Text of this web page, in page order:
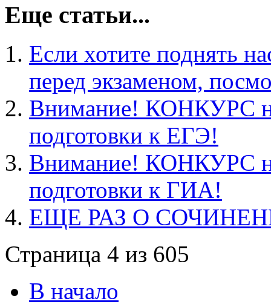
Еще статьи...
Если хотите поднять
перед экзаменом,
Внимание! КОНКУРС
подготовки к ЕГЭ!
Внимание! КОНКУРС
подготовки к ГИА!
ЕЩЕ РАЗ О
Страница 4 из 605
В начало